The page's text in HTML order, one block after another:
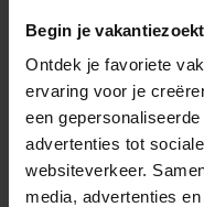
Begin je
Ontdek je favoriete
ervaring voor je
een
advertenties tot
websiteverkeer.
media, advertenties
Is er een
Nijeveen te
Voor eenverblijf met
zijn er sfeervolle
bieden. Deze locaties
natuur, waardoor ze
gezellig weekend